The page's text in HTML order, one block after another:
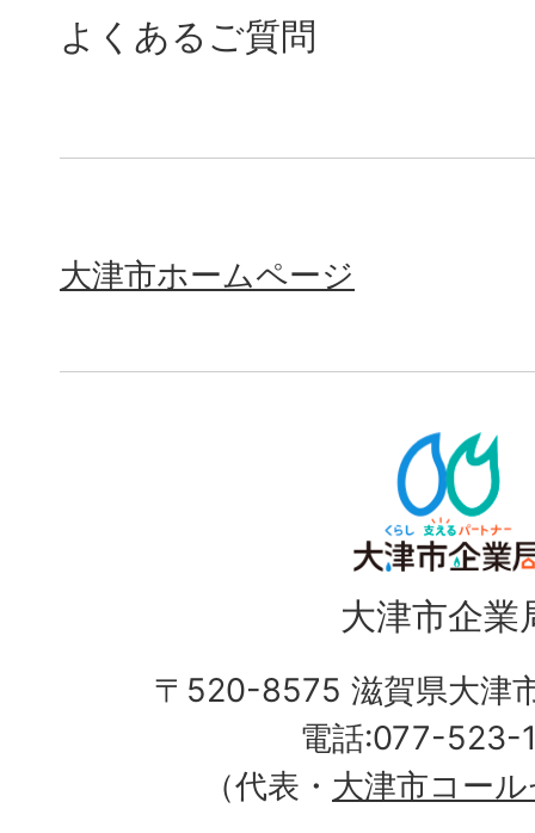
よくあるご質問
大津市ホームページ
大津市企業
〒520-8575 滋賀県大津
電話:077-523-
（代表・ 大津市コー